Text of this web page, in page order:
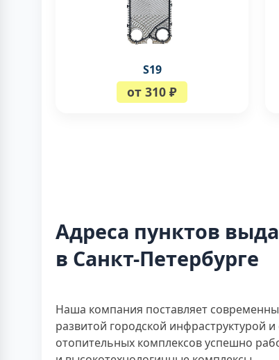
S19
от 310 ₽
Адреса пунктов
в Санкт-Петербурге
Наша компания поставляет
развитой городской
отопительных комплексов успешно